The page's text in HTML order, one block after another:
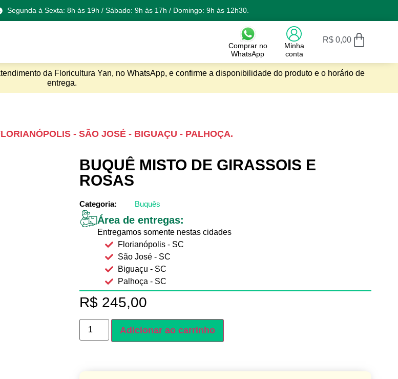
Segunda à Sexta: 8h às 19h / Sábado: 9h às 17h / Domingo: 9h às 12h30.
Comprar no
WhatsApp
Minha
conta
R$ 0,00
da Floricultura Yan, no WhatsApp, e confirme a disponibilidade do produto e o horário de
entrega.
- SÃO JOSÉ - BIGUAÇU - PALHOÇA.
BUQUÊ MISTO DE GIRASSOIS E
ROSAS
Categoria: Buquês
Área de entregas:
Entregamos somente nestas cidades
Florianópolis - SC
São José - SC
Biguaçu - SC
Palhoça - SC
R$ 245,00
Adicionar ao carrinho